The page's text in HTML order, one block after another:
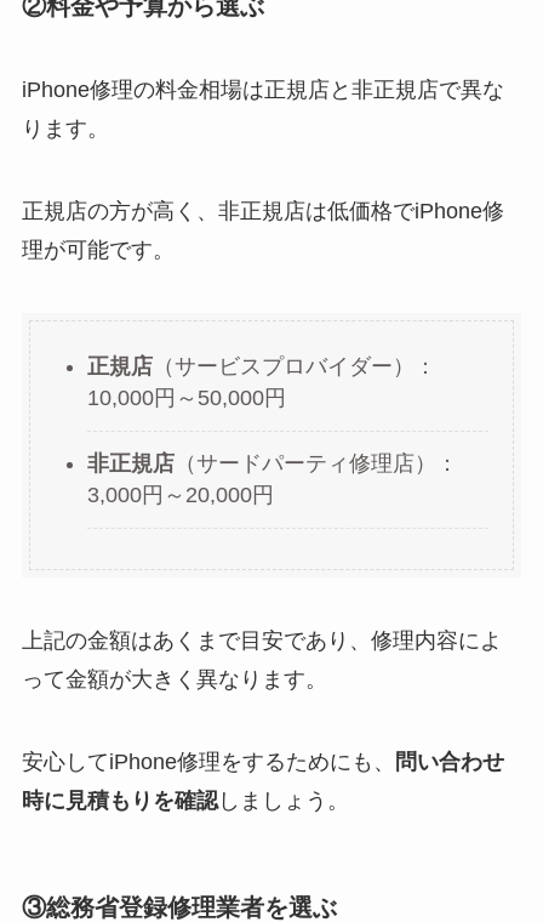
②料金や予算から選ぶ
iPhone修理の料金相場は正規店と非正規店で異な
ります。
正規店の方が高く、非正規店は低価格でiPhone修
理が可能です。
正規店（サービスプロバイダー）：
10,000円～50,000円
非正規店（サードパーティ修理店）：
3,000円～20,000円
上記の金額はあくまで目安であり、修理内容によ
って金額が大きく異なります。
安心してiPhone修理をするためにも、
問い合わせ
時に見積もりを確認しましょう。
③総務省登録修理業者を選ぶ